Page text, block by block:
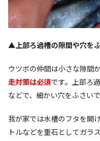
▲上部ろ過槽の隙間や穴を
ウツボの仲間は小さな隙間
走対策は必須です。上部ろ
などで、細かい穴をふさいで
我が家では水槽のフタを開
トルなどを重石としてガラ